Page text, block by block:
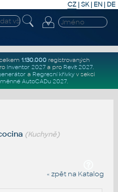
CZ | SK| EN | DE
1.130.000registrovaných
Inventor 2027a pro Revit 2027.
a Regresní křivkyv sekci
AutoCADu 2027.
(Kuchyně)
« zpět na Katalog